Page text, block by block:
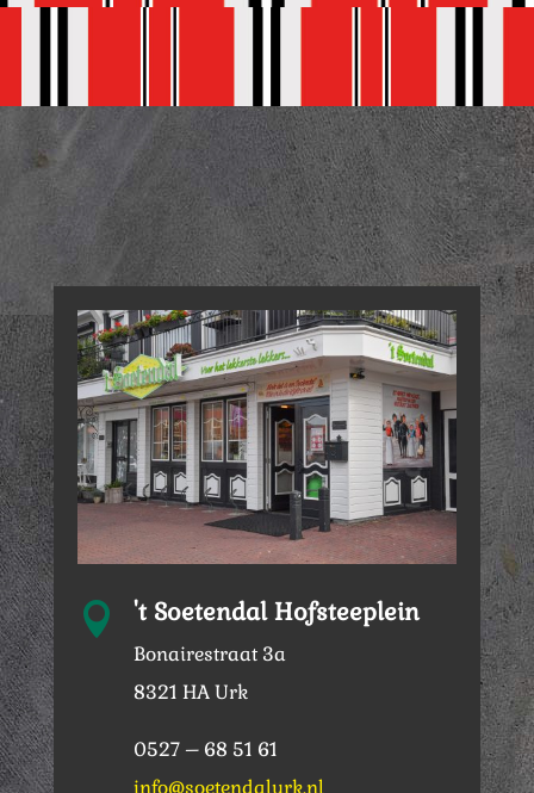
 't Soetendal Hofsteeplein
Bonairestraat 3a
8321 HA Urk
0527 – 68 51 61
info@soetendalurk.nl